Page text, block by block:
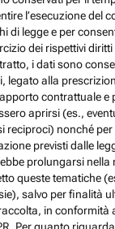
l’esecuzione del
di legge e per
dei rispettivi
i dati sono
legato alla
contrattuale e
aprirsi (es.,
reciproci) nonché
previsti dalle
prolungarsi nella
queste tematiche
salvo per finalità
in conformità